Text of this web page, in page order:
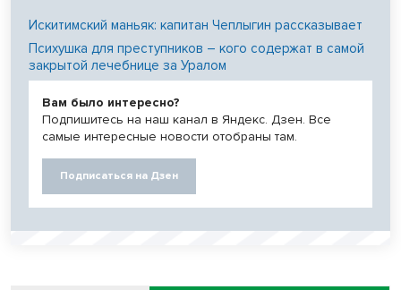
Искитимский маньяк: капитан Чеплыгин рассказывает
Психушка для преступников – кого содержат в самой
закрытой лечебнице за Уралом
Вам было интересно?
Подпишитесь на наш канал в Яндекс. Дзен. Все
самые интересные новости отобраны там.
Подписаться на Дзен